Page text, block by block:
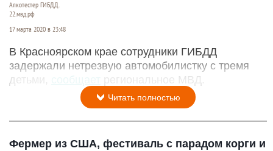
Алкотестер ГИБДД.
22.мвд.рф
17 марта 2020 в 23:48
В Красноярском крае сотрудники ГИБДД
задержали нетрезвую автомобилистку с тремя
детьми,
сообщает региональное МВД.
Читать полностью
Фермер из США, фестиваль с парадом корги и